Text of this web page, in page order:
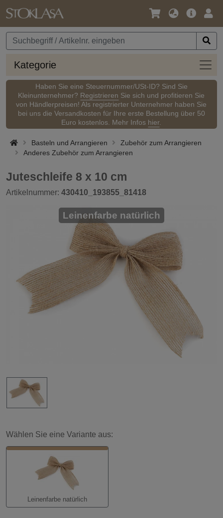
Sprache
Währung
Kategorie
Haben Sie eine Steuernummer/USt-ID? Sind Sie
Kleinunternehmer? Registrieren Sie sich und profitieren Sie
von Händlerpreisen! Als registrierter Unternehmer haben Sie
bei uns die Versandkosten für Ihre erste Bestellung über 50
Euro kostenlos. Mehr Infos hier.
Basteln und Arrangieren
Zubehör zum Arrangieren
Anderes Zubehör zum Arrangieren
Juteschleife 8 x 10 cm
Artikelnummer: 430410_193855_81418
Leinenfarbe natürlich
Wählen Sie eine Variante aus:
Leinenfarbe natürlich